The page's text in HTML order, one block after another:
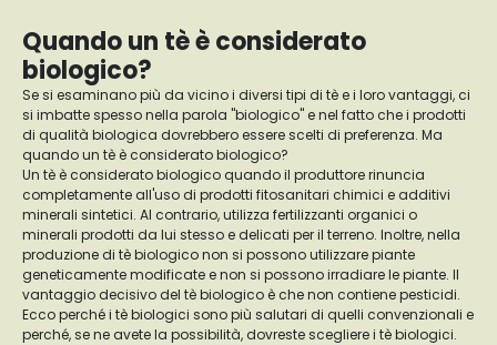
Quando un tè è considerato
biologico?
Se si esaminano più da vicino i diversi tipi di tè e i loro vantaggi, ci
si imbatte spesso nella parola "biologico" e nel fatto che i prodotti
di qualità biologica dovrebbero essere scelti di preferenza. Ma
quando un tè è considerato biologico?
Un tè è considerato biologico quando il produttore rinuncia
completamente all'uso di prodotti fitosanitari chimici e additivi
minerali sintetici. Al contrario, utilizza fertilizzanti organici o
minerali prodotti da lui stesso e delicati per il terreno. Inoltre, nella
produzione di tè biologico non si possono utilizzare piante
geneticamente modificate e non si possono irradiare le piante. Il
vantaggio decisivo del tè biologico è che non contiene pesticidi.
Ecco perché i tè biologici sono più salutari di quelli convenzionali e
perché, se ne avete la possibilità, dovreste scegliere i tè biologici.